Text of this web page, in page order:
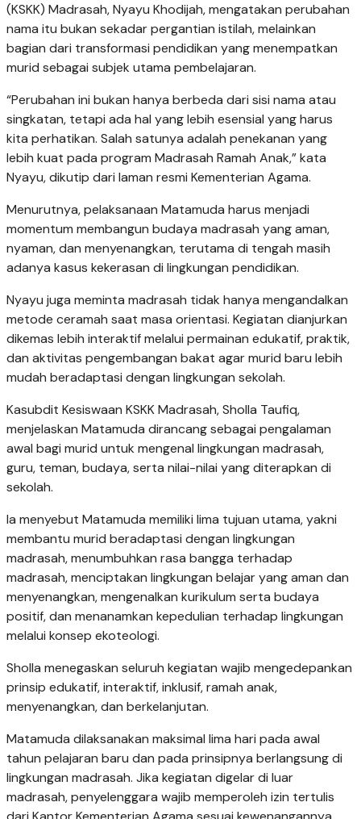
(KSKK) Madrasah, Nyayu Khodijah, mengatakan perubahan
nama itu bukan sekadar pergantian istilah, melainkan
bagian dari transformasi pendidikan yang menempatkan
murid sebagai subjek utama pembelajaran.
“Perubahan ini bukan hanya berbeda dari sisi nama atau
singkatan, tetapi ada hal yang lebih esensial yang harus
kita perhatikan. Salah satunya adalah penekanan yang
lebih kuat pada program Madrasah Ramah Anak,” kata
Nyayu, dikutip dari laman resmi Kementerian Agama.
Menurutnya, pelaksanaan Matamuda harus menjadi
momentum membangun budaya madrasah yang aman,
nyaman, dan menyenangkan, terutama di tengah masih
adanya kasus kekerasan di lingkungan pendidikan.
Nyayu juga meminta madrasah tidak hanya mengandalkan
metode ceramah saat masa orientasi. Kegiatan dianjurkan
dikemas lebih interaktif melalui permainan edukatif, praktik,
dan aktivitas pengembangan bakat agar murid baru lebih
mudah beradaptasi dengan lingkungan sekolah.
Kasubdit Kesiswaan KSKK Madrasah, Sholla Taufiq,
menjelaskan Matamuda dirancang sebagai pengalaman
awal bagi murid untuk mengenal lingkungan madrasah,
guru, teman, budaya, serta nilai-nilai yang diterapkan di
sekolah.
Ia menyebut Matamuda memiliki lima tujuan utama, yakni
membantu murid beradaptasi dengan lingkungan
madrasah, menumbuhkan rasa bangga terhadap
madrasah, menciptakan lingkungan belajar yang aman dan
menyenangkan, mengenalkan kurikulum serta budaya
positif, dan menanamkan kepedulian terhadap lingkungan
melalui konsep ekoteologi.
Sholla menegaskan seluruh kegiatan wajib mengedepankan
prinsip edukatif, interaktif, inklusif, ramah anak,
menyenangkan, dan berkelanjutan.
Matamuda dilaksanakan maksimal lima hari pada awal
tahun pelajaran baru dan pada prinsipnya berlangsung di
lingkungan madrasah. Jika kegiatan digelar di luar
madrasah, penyelenggara wajib memperoleh izin tertulis